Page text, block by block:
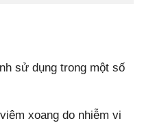
sử dụng trong một số
xoang do nhiễm vi